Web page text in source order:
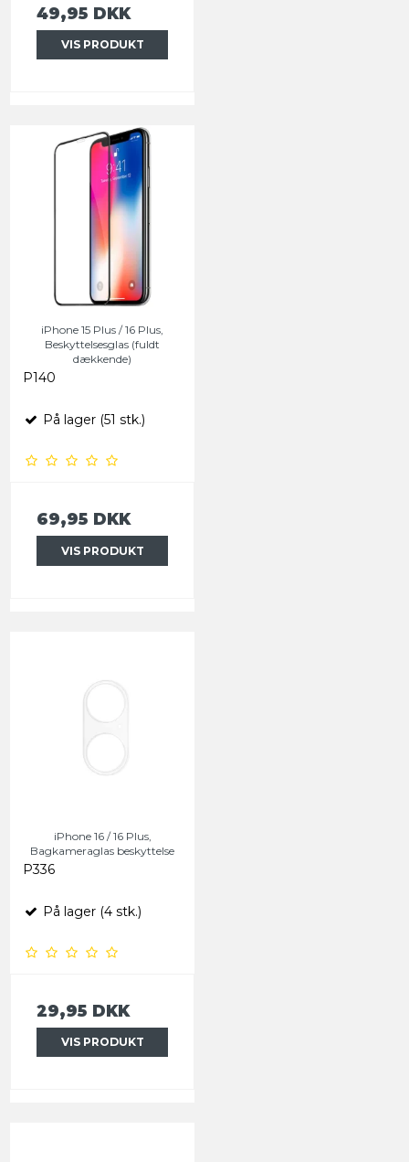
49,95 DKK
VIS PRODUKT
iPhone 15 Plus / 16 Plus,
Beskyttelsesglas (fuldt
dækkende)
P140
På lager (51 stk.)
69,95 DKK
VIS PRODUKT
iPhone 16 / 16 Plus,
Bagkameraglas beskyttelse
P336
På lager (4 stk.)
29,95 DKK
VIS PRODUKT